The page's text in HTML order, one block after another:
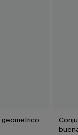
geométrico